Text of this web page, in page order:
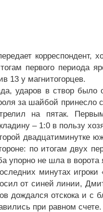
корреспондент,
первого периода
13 у магнитогорцев.
ударов в створ
за шайбой
на пятак.
– 1:0 в пользу
двадцатиминутке
по итогам двух
упорно не шла в ворота
минутах
от синей линии,
дождался отскока и с
при равном счете.